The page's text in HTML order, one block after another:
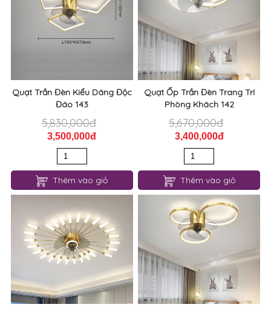
Quạt Trần Đèn Kiểu Dáng Độc
Đáo 143
5,830,000đ
3,500,000đ
Thêm vào giỏ
Quạt Ốp Trần Đèn Trang Trí
Phòng Khách 142
5,670,000đ
3,400,000đ
Thêm vào giỏ